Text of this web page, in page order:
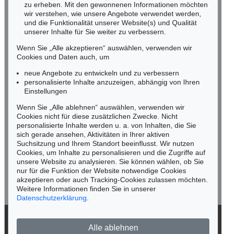
NORDDEUTSCHLAND
Nico Kassel, M.A.
Mobil: +49 (0)171 8618661
n.kassel@kettererkunst.de
Keine Auktion mehr verpassen!
Wir informieren Sie rechtzeitig.
Jetzt zum Newsletter anmelden >
zu erheben. Mit den gewonnenen Informationen möchten
wir verstehen, wie unsere Angebote verwendet werden,
und die Funktionalität unserer Website(s) und Qualität
unserer Inhalte für Sie weiter zu verbessern.
Wenn Sie „Alle akzeptieren“ auswählen, verwenden wir
Cookies und Daten auch, um
neue Angebote zu entwickeln und zu verbessern
personalisierte Inhalte anzuzeigen, abhängig von Ihren
Einstellungen
Wenn Sie „Alle ablehnen“ auswählen, verwenden wir
Cookies nicht für diese zusätzlichen Zwecke. Nicht
personalisierte Inhalte werden u. a. von Inhalten, die Sie
sich gerade ansehen, Aktivitäten in Ihrer aktiven
Suchsitzung und Ihrem Standort beeinflusst. Wir nutzen
Cookies, um Inhalte zu personalisieren und die Zugriffe auf
unsere Website zu analysieren. Sie können wählen, ob Sie
nur für die Funktion der Website notwendige Cookies
akzeptieren oder auch Tracking-Cookies zulassen möchten.
Weitere Informationen finden Sie in unserer
Datenschutzerklärung
Alle ablehnen